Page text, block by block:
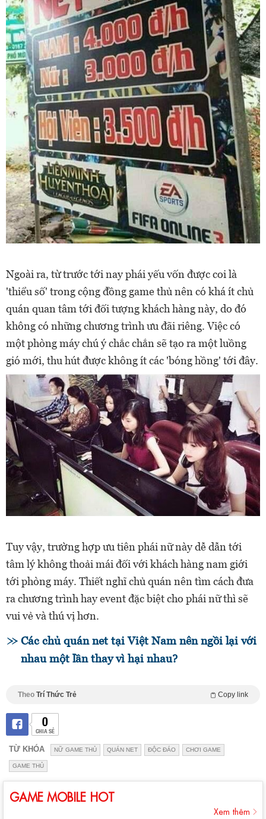
Ngoài ra, từ trước tới nay phái yếu vốn được coi là
'thiểu số' trong cộng đồng game thủ nên có khá ít chủ
quán quan tâm tới đối tượng khách hàng này, do đó
không có những chương trình ưu đãi riêng. Việc có
một phòng máy chú ý chắc chắn sẽ tạo ra một luồng
gió mới, thu hút được không ít các 'bóng hồng' tới đây.
Tuy vậy, trường hợp ưu tiên phái nữ này dễ dẫn tới
tâm lý không thoải mái đối với khách hàng nam giới
tới phòng máy. Thiết nghĩ chủ quán nên tìm cách đưa
ra chương trình hay event đặc biệt cho phái nữ thì sẽ
vui vẻ và thú vị hơn.
Các chủ quán net tại Việt Nam nên ngồi lại với
nhau một lần thay vì hại nhau?
Theo Trí Thức Trẻ Copy link
0
CHIA SẺ
TỪ KHÓA NỮ GAME THỦ QUÁN NET ĐỘC ĐÁO CHƠI GAME
GAME THỦ
GAME MOBILE HOT
Xem thêm